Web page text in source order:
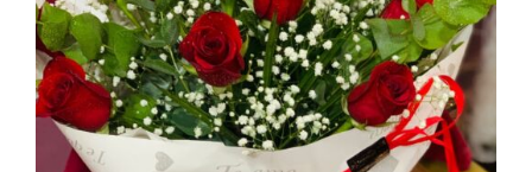
AÑADIR AL CARRITO
/
DETALLES